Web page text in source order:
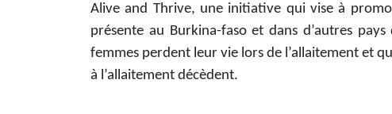
Alive and Thrive, une initiative qui vise à
présente au Burkina-faso et dans d’autres
femmes perdent leur vie lors de l’allaitement et
à l’allaitement décèdent.